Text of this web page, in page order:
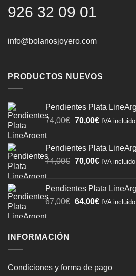
926 32 09 01
info@bolanosjoyero.com
PRODUCTOS NUEVOS
Pendientes Plata
74,00€ El
era:
74,00€.
70,00€El
es:
70,00€.
IVA incluido
Pendientes Plata
74,00€ El
era:
74,00€.
70,00€El
es:
70,00€.
IVA incluido
Pendientes Plata
67,00€ El
64,00€ElIVA incluido
INFORMACIÓN
Condiciones y forma de pago